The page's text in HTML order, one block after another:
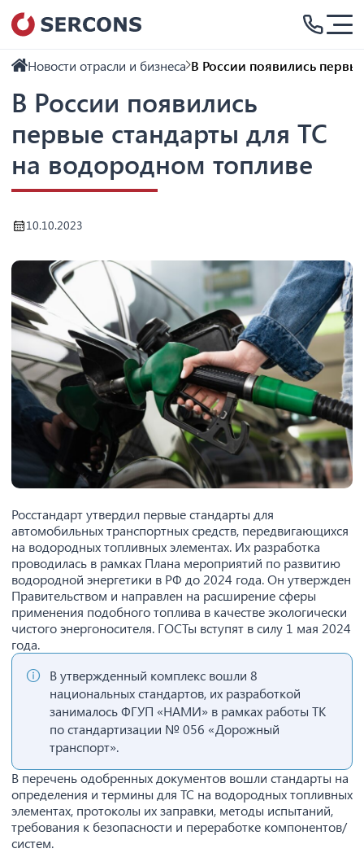
Новости отрасли и бизнеса В России появились
В России появились
первые стандарты для ТС
на водородном топливе
10.10.2023
Росстандарт утвердил первые стандарты для
автомобильных транспортных средств, передвигающихся
на водородных топливных элементах. Их разработка
проводилась в рамках Плана мероприятий по развитию
водородной энергетики в РФ до 2024 года. Он утвержден
Правительством и направлен на расширение сферы
применения подобного топлива в качестве экологически
чистого энергоносителя. ГОСТы вступят в силу 1 мая 2024
года.
В утвержденный комплекс вошли 8
национальных стандартов, их разработкой
занималось ФГУП «НАМИ» в рамках работы ТК
по стандартизации № 056 «Дорожный
транспорт».
В перечень одобренных документов вошли стандарты на
определения и термины для ТС на водородных топливных
элементах, протоколы их заправки, методы испытаний,
требования к безопасности и переработке компонентов/
систем.